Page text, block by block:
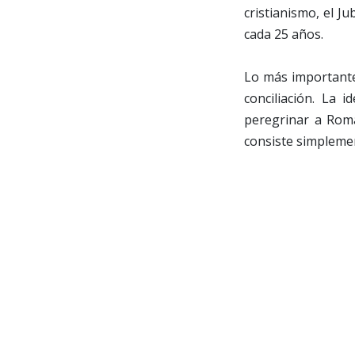
cristianismo, el
cada 25 años.
Lo más
conciliación. La
peregrinar a
consiste